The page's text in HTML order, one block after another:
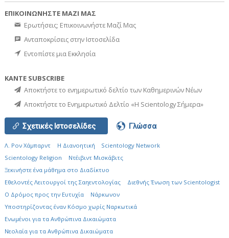
ΕΠΙΚΟΙΝΩΝΗΣΤΕ ΜΑΖΙ ΜΑΣ
Ερωτήσεις; Επικοινωνήστε Μαζί Μας
Ανταποκρίσεις στην Ιστοσελίδα
Εντοπίστε μια Εκκλησία
ΚΑΝΤΕ SUBSCRIBE
Αποκτήστε το ενημερωτικό δελτίο των Καθημερινών Νέων
Αποκτήστε το Ενημερωτικό Δελτίο «Η Scientology Σήμερα»
Σχετικές Ιστοσελίδες Γλώσσα
Λ. Ρον Χάμπαρντ Η Διανοητική
Scientology Network
Scientology Religion
Ντέιβιντ Μισκάβιτς
Ξεκινήστε ένα μάθημα στο Διαδίκτυο
Εθελοντές Λειτουργοί της Σαηεντολογίας
Διεθνής Ένωση των Scientologist
Ο Δρόμος προς την Ευτυχία
Νάρκωνον
Υποστηρίζοντας έναν Κόσμο χωρίς Ναρκωτικά
Ενωµένοι για τα Ανθρώπινα Δικαιώµατα
Νεολαία για τα Ανθρώπινα Δικαιώματα